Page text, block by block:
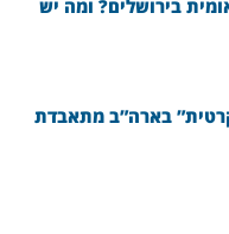
בירושלים? ומה יש
בארה”ב מתאבדת